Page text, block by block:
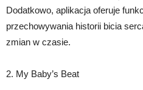
Dodatkowo, aplikacja oferuje
przechowywania historii bicia
zmian w czasie.
2. My Baby’s Beat